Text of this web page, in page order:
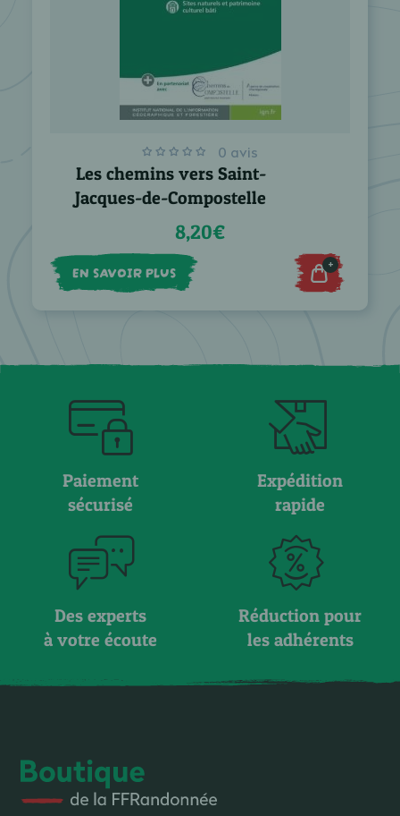
0 avis
Les chemins vers Saint-
Jacques-de-Compostelle
8,20€
EN SAVOIR PLUS +
Paiement
sécurisé
Expédition
rapide
Des experts
à votre écoute
Réduction pour
les adhérents